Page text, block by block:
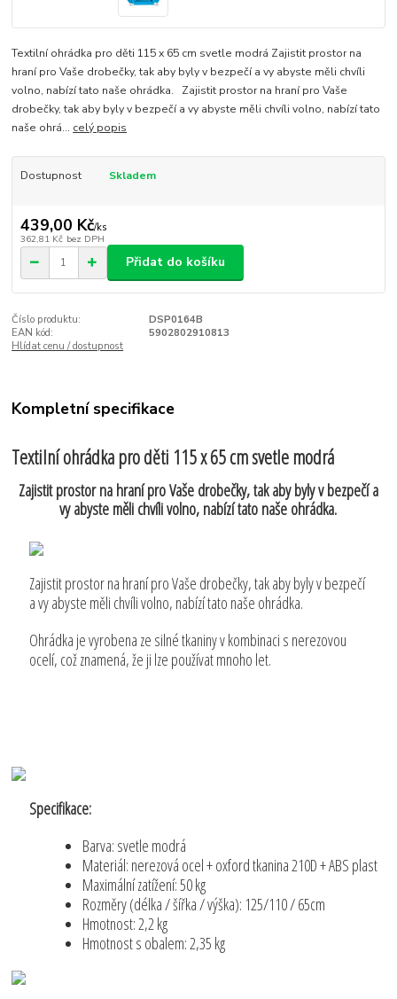
Textilní ohrádka pro děti 115 x 65 cm svetle modrá Zajistit prostor na
hraní pro Vaše drobečky, tak aby byly v bezpečí a vy abyste měli chvíli
volno, nabízí tato naše ohrádka. Zajistit prostor na hraní pro Vaše
drobečky, tak aby byly v bezpečí a vy abyste měli chvíli volno, nabízí tato
naše ohrá... celý popis
Dostupnost Skladem
439,00 Kč/ks
362,81 Kč bez DPH
Přidat do košíku
Číslo produktu:
DSP0164B
EAN kód:
5902802910813
Hlídat cenu / dostupnost
Kompletní specifikace
Textilní ohrádka pro děti 115 x 65 cm svetle modrá
Zajistit prostor na hraní pro Vaše drobečky, tak aby byly v bezpečí a
vy abyste měli chvíli volno, nabízí tato naše ohrádka.
Zajistit prostor na hraní pro Vaše drobečky, tak aby byly v bezpečí
a vy abyste měli chvíli volno, nabízí tato naše ohrádka.
Ohrádka je vyrobena ze silné tkaniny v kombinaci s nerezovou
ocelí, což znamená, že ji lze používat mnoho let.
Specifikace:
Barva: svetle modrá
Materiál: nerezová ocel + oxford tkanina 210D + ABS plast
Maximální zatížení: 50 kg
Rozměry (délka / šířka / výška): 125/110 / 65cm
Hmotnost: 2,2 kg
Hmotnost s obalem: 2,35 kg